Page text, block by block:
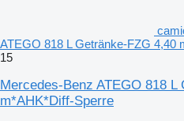
ATEGO 818 L Getränke-FZG 4,40
15
Mercedes-Benz ATEGO 818 L
m*AHK*Diff-Sperre